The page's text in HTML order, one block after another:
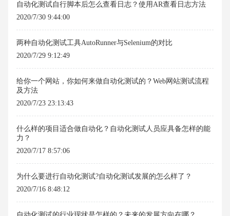
自动化测试自行脚本后怎么查看日志？使用AR查看日志方法
2020/7/30 9:44:00
两种自动化测试工具AutoRunner与Selenium的对比
2020/7/29 9:12:49
给你一个网站，你如何来做自动化测试的？Web网站测试流程
及方法
2020/7/23 23:13:43
什么样的项目适合做自动化？自动化测试人员应具备怎样的能
力？
2020/7/17 8:57:06
为什么要进行自动化测试?自动化测试发展的怎么样了？
2020/7/16 8:48:12